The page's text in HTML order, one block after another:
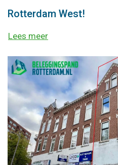
Rotterdam West!
Lees meer